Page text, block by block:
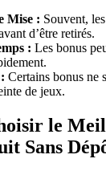
Mise : Souvent,
d’être retirés.
: Les bonus
Certains bonus ne
de jeux.
le
Sans